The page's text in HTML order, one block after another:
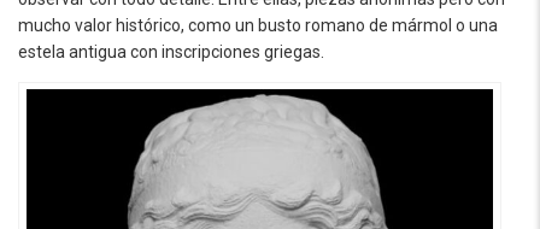
mucho valor histórico, como un busto romano de mármol o una
estela antigua con inscripciones griegas.